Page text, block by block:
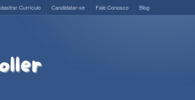
Currículo Candidatar-se Fale Conosco Blog